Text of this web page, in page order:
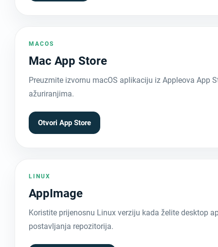
MACOS
Mac App Store
Preuzmite izvornu macOS aplikaciju iz Appleova App
ažuriranjima.
Otvori App Store
LINUX
AppImage
Koristite prijenosnu Linux verziju kada želite desktop
postavljanja repozitorija.